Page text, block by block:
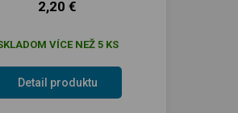
2,20 €
VÍCE NEŽ 5 KS
Detail produktu